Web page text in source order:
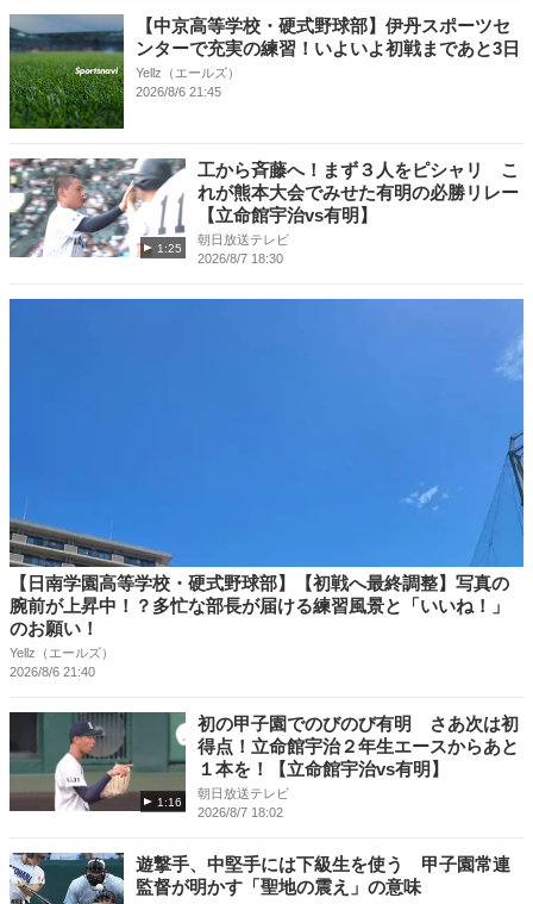
【中京高等学校・硬式野球部】伊丹スポーツセ
ンターで充実の練習！いよいよ初戦まであと3日
Yellz（エールズ）
2026/8/6 21:45
1:25
工から斉藤へ！まず３人をピシャリ こ
れが熊本大会でみせた有明の必勝リレー
【立命館宇治vs有明】
朝日放送テレビ
2026/8/7 18:30
【日南学園高等学校・硬式野球部】【初戦へ最終調整】写真の
腕前が上昇中！？多忙な部長が届ける練習風景と「いいね！」
のお願い！
Yellz（エールズ）
2026/8/6 21:40
1:16
初の甲子園でのびのび有明 さあ次は初
得点！立命館宇治２年生エースからあと
１本を！【立命館宇治vs有明】
朝日放送テレビ
2026/8/7 18:02
遊撃手、中堅手には下級生を使う 甲子園常連
監督が明かす「聖地の震え」の意味